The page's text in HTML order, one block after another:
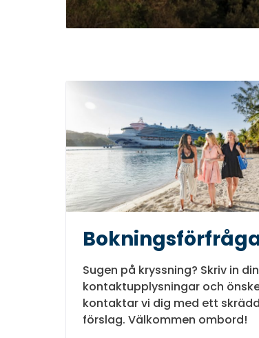
Sugen på kryssning? Skriv in
kontaktupplysningar och
kontaktar vi dig med ett
förslag. Välkommen ombord!